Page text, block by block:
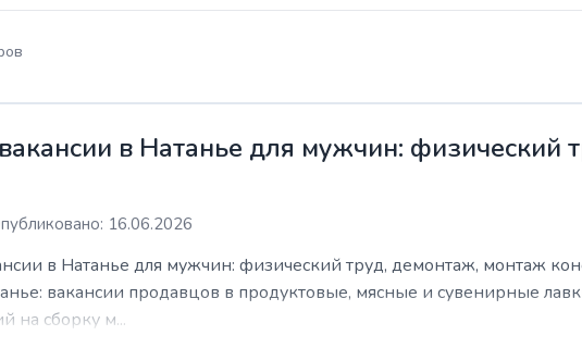
в Натанье для мужчин: физический
16.06.2026
в Натанье для мужчин: физический труд, демонтаж, монтаж
вакансии продавцов в продуктовые, мясные и сувенирные
на сборку м...